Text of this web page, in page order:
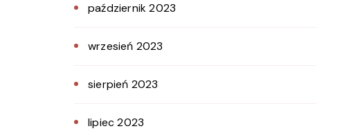
październik 2023
wrzesień 2023
sierpień 2023
lipiec 2023